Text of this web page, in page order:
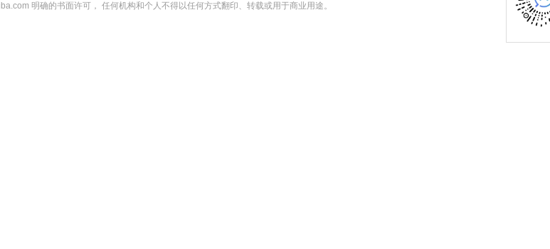
明确的书面许可， 任何机构和个人不得以任何方式翻印、转载或用于商业用途。